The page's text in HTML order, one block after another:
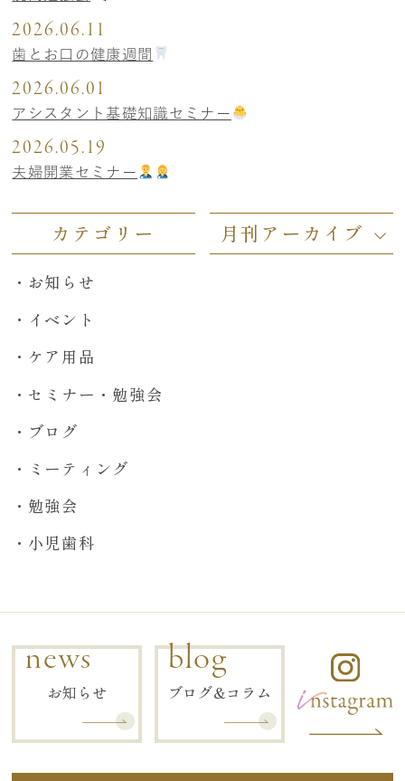
2026.06.11
歯とお口の健康週間
2026.06.01
アシスタント基礎知識セミナー
2026.05.19
夫婦開業セミナー
カテゴリー
お知らせ
イベント
ケア用品
セミナー・勉強会
ブログ
ミーティング
勉強会
小児歯科
月刊アーカイブ
news
お知らせ
blog
ブログ&コラム